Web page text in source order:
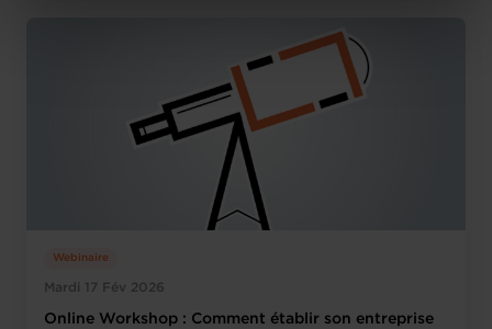
protection des données personnelles.
Mardi 17 Fév 2026
Webinaire
Online Workshop : Comment établir son entreprise